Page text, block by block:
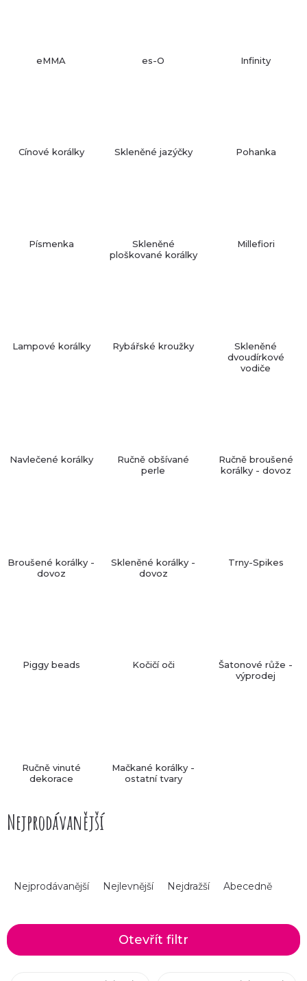
eMMA es-O Infinity
Cínové korálky Skleněné jazýčky Pohanka
Písmenka
Skleněné
ploškované korálky
Millefiori
Lampové korálky Rybářské kroužky
Skleněné
dvoudírkové
vodiče
Navlečené korálky
Ručně obšívané
perle
Ručně broušené
korálky - dovoz
Broušené korálky -
dovoz
Skleněné korálky -
dovoz
Trny-Spikes
Piggy beads Kočičí oči
Šatonové růže -
výprodej
Ručně vinuté
dekorace
Mačkané korálky -
ostatní tvary
Nejprodávanější
z
Nejprodávanější Nejlevnější Nejdražší Abecedně
Otevřít filtr